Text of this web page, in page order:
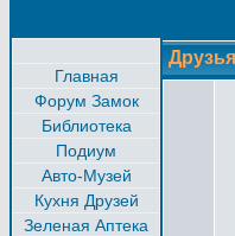
Главная
Форум Замок
Библиотека
Подиум
Авто-Музей
Кухня Друзей
Зеленая Аптека
Друзья